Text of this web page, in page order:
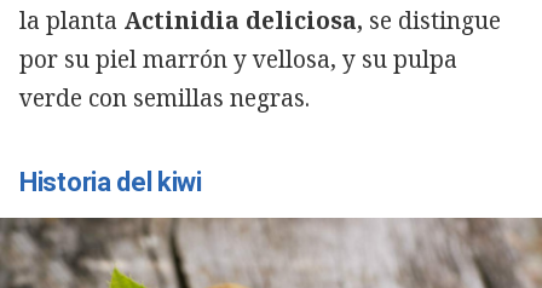
la planta Actinidia deliciosa, se distingue
por su piel marrón y vellosa, y su pulpa
verde con semillas negras.
Historia del kiwi